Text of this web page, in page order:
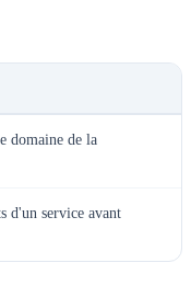
domaine de la
d'un service avant